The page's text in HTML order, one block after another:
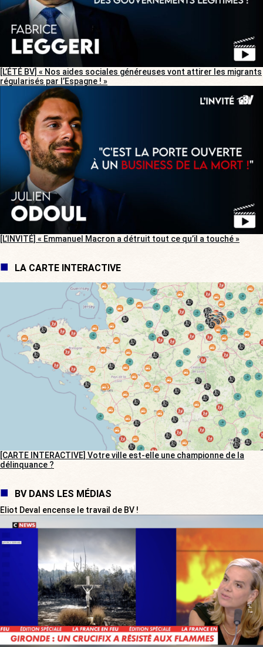
[L’ÉTÉ BV] « Nos aides sociales généreuses vont attirer les migrants
régularisés par l’Espagne ! »
[L’INVITÉ] « Emmanuel Macron a détruit tout ce qu’il a touché »
LA CARTE INTERACTIVE
[CARTE INTERACTIVE] Votre ville est-elle une championne de la
délinquance ?
BV DANS LES MÉDIAS
Eliot Deval encense le travail de BV !